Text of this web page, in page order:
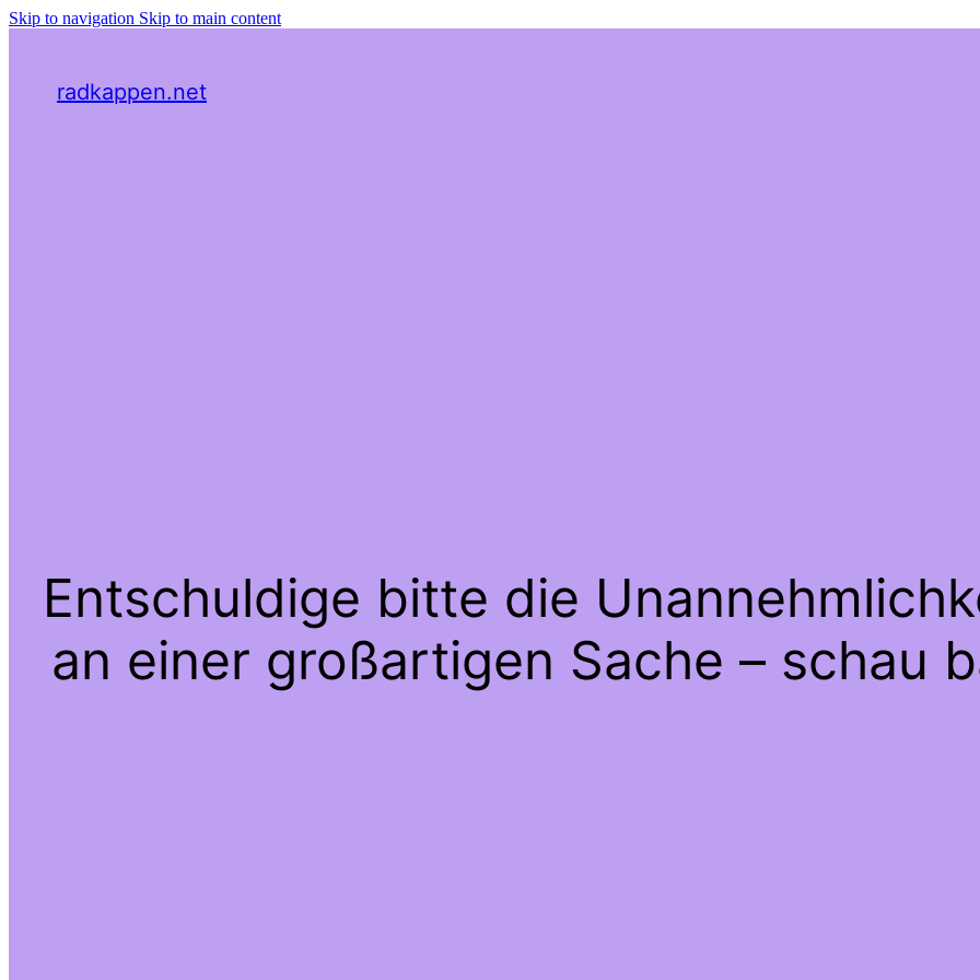
Skip to navigation Skip to main content
radkappen.net
Entschuldige bitte die
an einer großartigen Sache – schau